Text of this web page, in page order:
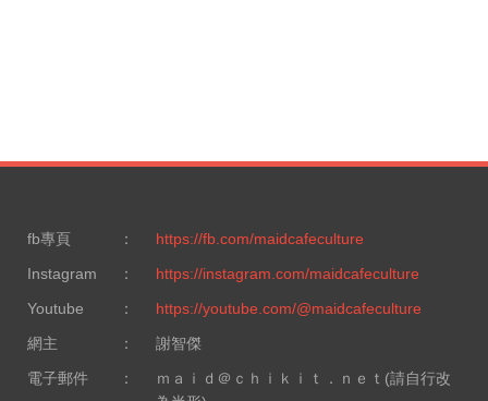
fb專頁 ：
https://fb.com/maidcafeculture
Instagram
：
https://instagram.com/maidcafeculture
Youtube
：
https://youtube.com/@maidcafeculture
網主
：
謝智傑
電子郵件
：
ｍａｉｄ＠ｃｈｉｋｉｔ．ｎｅｔ(請自行改